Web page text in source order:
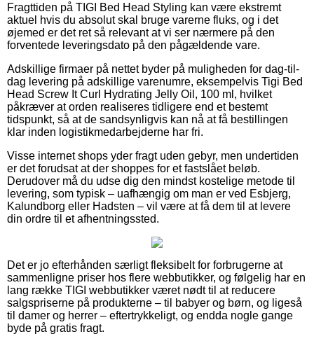
Fragttiden på TIGI Bed Head Styling kan være ekstremt
aktuel hvis du absolut skal bruge varerne fluks, og i det
øjemed er det ret så relevant at vi ser nærmere på den
forventede leveringsdato på den pågældende vare.
Adskillige firmaer på nettet byder på muligheden for dag-til-
dag levering på adskillige varenumre, eksempelvis Tigi Bed
Head Screw It Curl Hydrating Jelly Oil, 100 ml, hvilket
påkræver at orden realiseres tidligere end et bestemt
tidspunkt, så at de sandsynligvis kan nå at få bestillingen
klar inden logistikmedarbejderne har fri.
Visse internet shops yder fragt uden gebyr, men undertiden
er det forudsat at der shoppes for et fastslået beløb.
Derudover må du udse dig den mindst kostelige metode til
levering, som typisk – uafhængig om man er ved Esbjerg,
Kalundborg eller Hadsten – vil være at få dem til at levere
din ordre til et afhentningssted.
Det er jo efterhånden særligt fleksibelt for forbrugerne at
sammenligne priser hos flere webbutikker, og følgelig har en
lang række TIGI webbutikker været nødt til at reducere
salgspriserne på produkterne – til babyer og børn, og ligeså
til damer og herrer – eftertrykkeligt, og endda nogle gange
byde på gratis fragt.